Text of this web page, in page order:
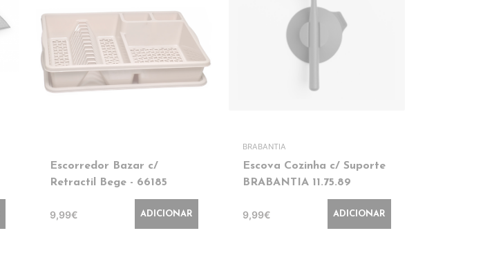
Escorredor Bazar c/
Retractil Bege - 66185
9,99€ ADICIONAR
BRABANTIA
Escova Cozinha c/ Suporte
BRABANTIA 11.75.89
9,99€ ADICIONAR